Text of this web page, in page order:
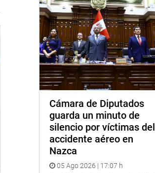
Cámara de Diputados
guarda un minuto de
silencio por víctimas del
accidente aéreo en
Nazca
05 Ago 2026 | 17:07 h